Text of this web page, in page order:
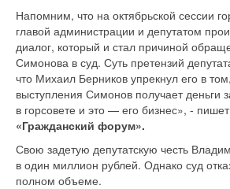
Напомним, что на октябрьской сессии
главой администрации и депутатом
диалог, который и стал причиной
Симонова в суд. Суть претензий
что Михаил Берников упрекнул его в
выступления Симонов получает деньги
в горсовете и это — его бизнес», -
«Гражданский форум».
Свою задетую депутатскую честь
в один миллион рублей. Однако суд
полном объеме.